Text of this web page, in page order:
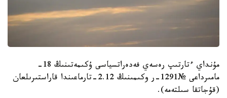
مۇنداي ءتارتىپ رەسەي فەدەراتسياسى ۇكىمەتىنىڭ 18-
مامىرداعى №1291-ر وكىمىنىڭ 2.12-تارماعىندا قاراستىرىلعان
(قۇجاتقا سىلتەمە).